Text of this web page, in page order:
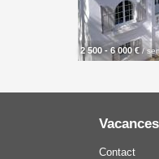
2 500 - 6 000 € /
Contact